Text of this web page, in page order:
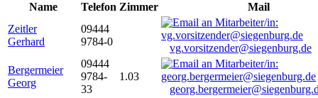
Name
Telefon Zimmer
Mail
Zeitler
Gerhard
09444
9784-0
vg.vorsitzender@siegenburg.de
Bergermeier
Georg
09444
9784-
33
1.03